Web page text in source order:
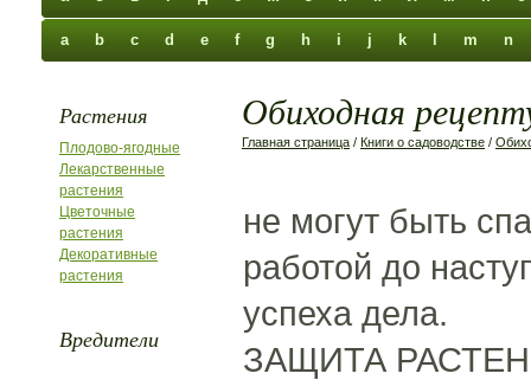
a b c d e f g h i j k m n
Растения
Плодово-ягодные
Лекарственные
растения
Цветочные
растения
Декоративные
растения
Вредители
Обиходная
Главная страница / Книги о садоводстве /
не могут быть
работой до
успеха дела.
ЗАЩИТА